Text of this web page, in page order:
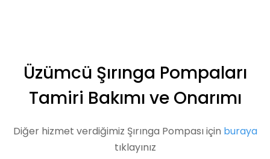
Üzümcü Şırınga Pompaları
Tamiri Bakımı ve Onarımı
Diğer hizmet verdiğimiz Şırınga Pompası için buraya
tıklayınız